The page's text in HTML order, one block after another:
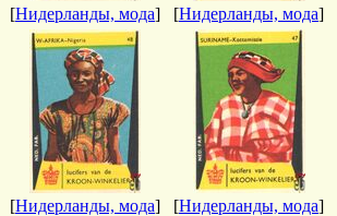
[Нидерланды, мода] [Нидерланды, мода]
[Нидерланды, мода] [Нидерланды, мода]